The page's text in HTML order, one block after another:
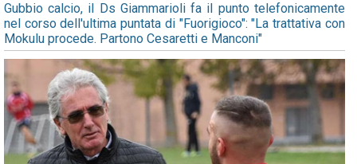
Gubbio calcio, il Ds Giammarioli fa il punto telefonicamente
nel corso dell'ultima puntata di "Fuorigioco": "La trattativa con
Mokulu procede. Partono Cesaretti e Manconi"